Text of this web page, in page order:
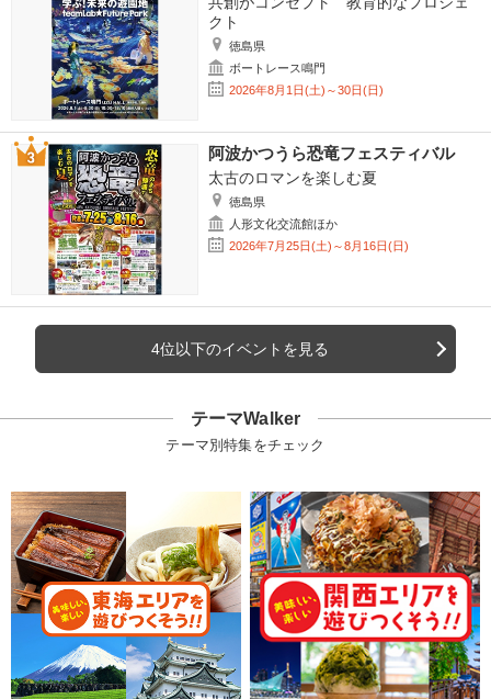
クト
徳島県
ボートレース鳴門
2026年8月1日(土)～30日(日)
阿波かつうら恐竜フェスティバル
太古のロマンを楽しむ夏
徳島県
人形文化交流館ほか
2026年7月25日(土)～8月16日(日)
4位以下のイベントを見る
テーマWalker
テーマ別特集をチェック